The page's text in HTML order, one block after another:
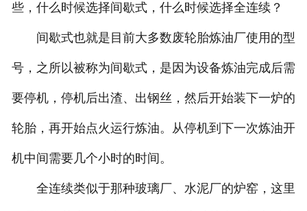
些，什么时候选择间歇式，什么时候选择全连续？
间歇式也就是目前大多数废轮胎炼油厂使用的型
号，之所以被称为间歇式，是因为设备炼油完成后需
要停机，停机后出渣、出钢丝，然后开始装下一炉的
轮胎，再开始点火运行炼油。从停机到下一次炼油开
机中间需要几个小时的时间。
全连续类似于那种玻璃厂、水泥厂的炉窑，这里